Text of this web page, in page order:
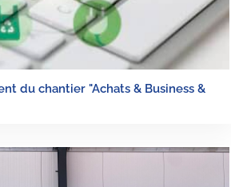
du chantier "Achats & Business &